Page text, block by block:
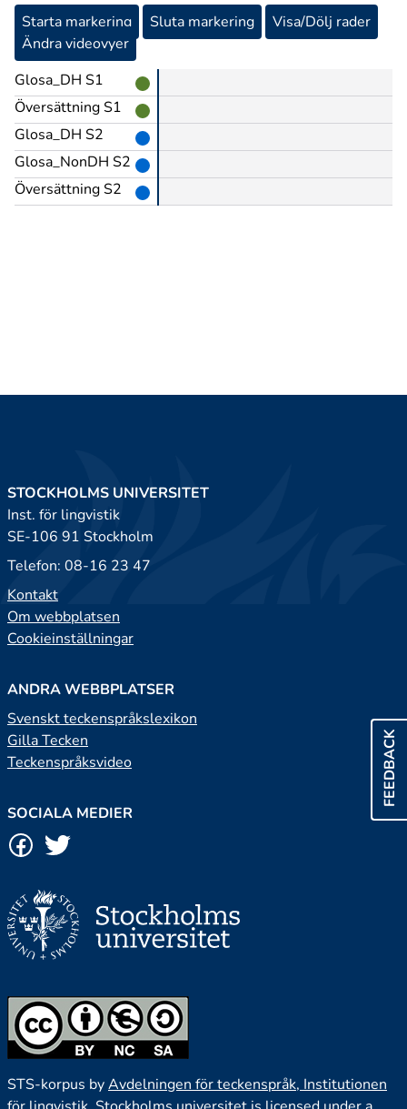
Starta markering Sluta markering
Visa/Dölj rader
Ändra videovyer
Glosa_DH S1
Översättning S1
Glosa_DH S2
Glosa_NonDH S2
Översättning S2
FEEDBACK
STOCKHOLMS UNIVERSITET
Inst. för lingvistik
SE-106 91 Stockholm
Telefon: 08-16 23 47
Kontakt
Om webbplatsen
Cookieinställningar
ANDRA WEBBPLATSER
Svenskt teckenspråkslexikon
Gilla Tecken
Teckenspråksvideo
SOCIALA MEDIER
STS-korpus byAvdelningen för teckenspråk, Institutionen